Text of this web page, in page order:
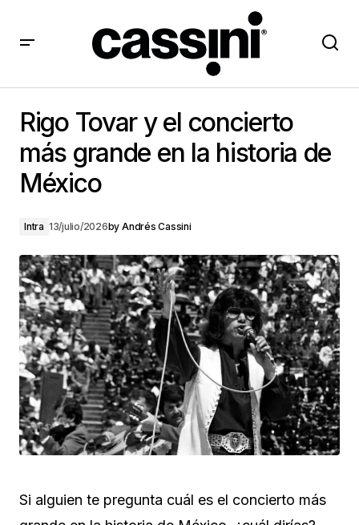
México
Rigo Tovar y el concierto
más grande en la historia de
México
Intra 13/julio/2026by Andrés Cassini
Si alguien te pregunta cuál es el concierto más